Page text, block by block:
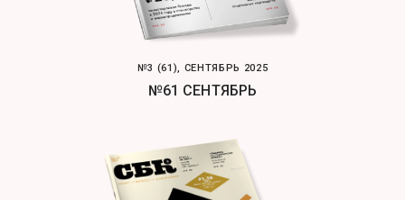
№3 (61), СЕНТЯБРЬ 2025
№61 СЕНТЯБРЬ